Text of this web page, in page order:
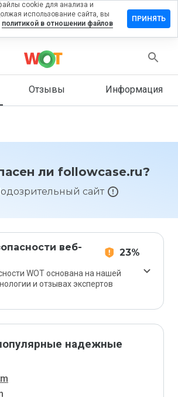
Отзывы Информация
ли followcase.ru?
сайт
веб-
23%
WOT основана на нашей
и отзывах экспертов
надежные
cookie для анализа и
использование сайта, вы
политикой в отношении файлов
ПРИНЯТЬ